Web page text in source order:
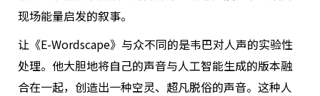
现场能量启发的叙事。
让《E-Wordscape》与众不同的是韦巴对人声的实验性
处理。他大胆地将自己的声音与人工智能生成的版本融
合在一起，创造出一种空灵、超凡脱俗的声音。这种人